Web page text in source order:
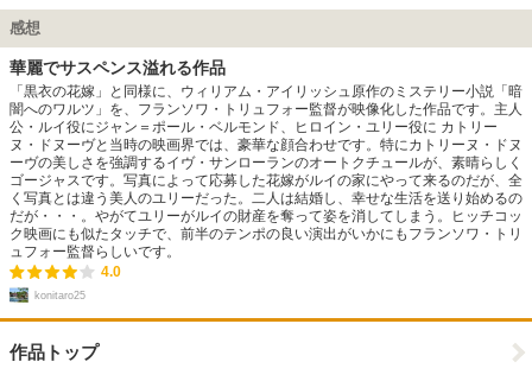
感想
華麗でサスペンス溢れる作品
「黒衣の花嫁」と同様に、ウィリアム・アイリッシュ原作のミステリー小説「暗
闇へのワルツ」を、フランソワ・トリュフォー監督が映像化した作品です。主人
公・ルイ役にジャン＝ポール・ベルモンド、ヒロイン・ユリー役に カトリー
ヌ・ドヌーヴと当時の映画界では、豪華な顔合わせです。特にカトリーヌ・ドヌ
ーヴの美しさを強調するイヴ・サンローランのオートクチュールが、素晴らしく
ゴージャスです。写真によって応募した花嫁がルイの家にやって来るのだが、全
く写真とは違う美人のユリーだった。二人は結婚し、幸せな生活を送り始めるの
だが・・・。やがてユリーがルイの財産を奪って姿を消してしまう。ヒッチコッ
ク映画にも似たタッチで、前半のテンポの良い演出がいかにもフランソワ・トリ
ュフォー監督らしいです。
4.0
konitaro25
作品トップ